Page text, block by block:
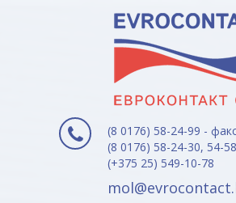
(8 0176) 58-24-99 -
(8 0176) 58-24-30, 54-
(+375 25) 549-10-78